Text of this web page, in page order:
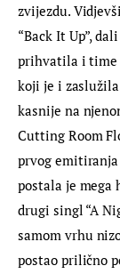
zvijezdu.
“Back It Up”,
prihvatila i time
koji je i
kasnije na
Cutting Room
prvog
postala je mega
drugi singl “A
samom vrhu
postao prilično